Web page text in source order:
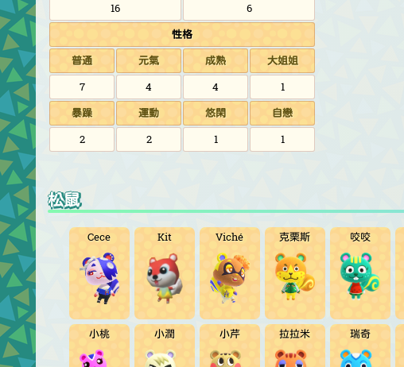
16
6
性格
普通
元氣 成熟
大姐姐
7
4 4
1
暴躁
運動 悠閑
自戀
2
2 1 1
松鼠
Cece Kit Viché 克栗斯 咬咬
小桃 小潤 小芹 拉拉米 瑞奇